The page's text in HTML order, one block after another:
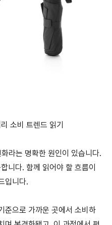
소비 트렌드 읽기
라는 명확한 원인이 있습니다.
니다. 함께 읽어야 할 흐름이
입니다.
준으로 가까운 곳에서 소비하